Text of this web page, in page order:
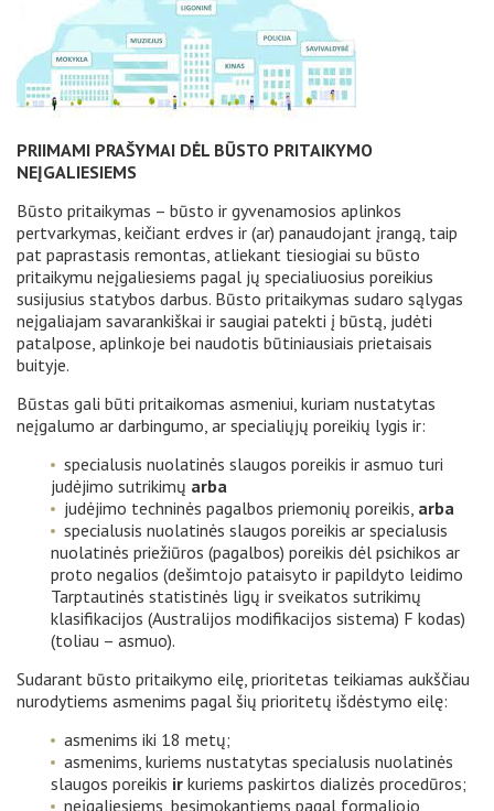
PRIIMAMI PRAŠYMAI DĖL BŪSTO PRITAIKYMO
NEĮGALIESIEMS
Būsto pritaikymas – būsto ir gyvenamosios aplinkos
pertvarkymas, keičiant erdves ir (ar) panaudojant įrangą, taip
pat paprastasis remontas, atliekant tiesiogiai su būsto
pritaikymu neįgaliesiems pagal jų specialiuosius poreikius
susijusius statybos darbus. Būsto pritaikymas sudaro sąlygas
neįgaliajam savarankiškai ir saugiai patekti į būstą, judėti
patalpose, aplinkoje bei naudotis būtiniausiais prietaisais
buityje.
Būstas gali būti pritaikomas asmeniui, kuriam nustatytas
neįgalumo ar darbingumo, ar specialiųjų poreikių lygis ir:
specialusis nuolatinės slaugos poreikis ir asmuo turi
judėjimo sutrikimų arba
judėjimo techninės pagalbos priemonių poreikis, arba
specialusis nuolatinės slaugos poreikis ar specialusis
nuolatinės priežiūros (pagalbos) poreikis dėl psichikos ar
proto negalios (dešimtojo pataisyto ir papildyto leidimo
Tarptautinės statistinės ligų ir sveikatos sutrikimų
klasifikacijos (Australijos modifikacijos sistema) F kodas)
(toliau – asmuo).
Sudarant būsto pritaikymo eilę, prioritetas teikiamas aukščiau
nurodytiems asmenims pagal šių prioritetų išdėstymo eilę:
asmenims iki 18 metų;
asmenims, kuriems nustatytas specialusis nuolatinės
slaugos poreikis ir kuriems paskirtos dializės procedūros;
neįgaliesiems, besimokantiems pagal formaliojo